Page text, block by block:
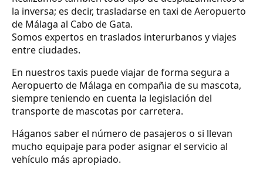
la inversa; es decir, trasladarse en taxi de Aeropuerto
de Málaga al Cabo de Gata.
Somos expertos en traslados interurbanos y viajes
entre ciudades.
En nuestros taxis puede viajar de forma segura a
Aeropuerto de Málaga en compañia de su mascota,
siempre teniendo en cuenta la legislación del
transporte de mascotas por carretera.
Háganos saber el número de pasajeros o si llevan
mucho equipaje para poder asignar el servicio al
vehículo más apropiado.